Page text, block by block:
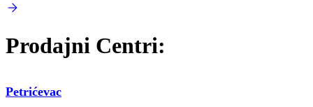
Prodajni Centri:
Petrićevac